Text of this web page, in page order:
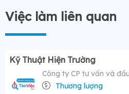
Việc làm liên quan
Kỹ Thuật Hiện Trường
Thương lượng